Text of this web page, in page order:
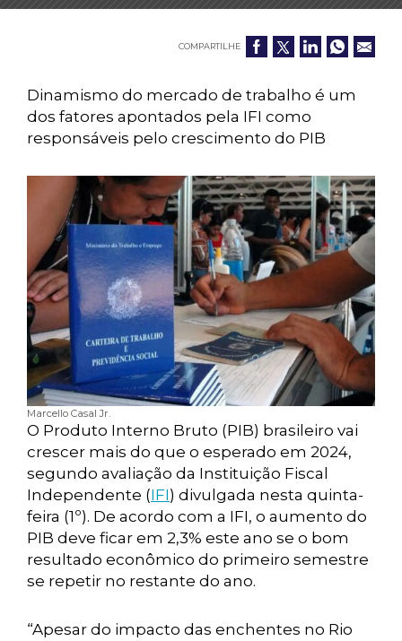
COMPARTILHE
Dinamismo do mercado de trabalho é um
dos fatores apontados pela IFI como
responsáveis pelo crescimento do PIB
Marcello Casal Jr.
O Produto Interno Bruto (PIB) brasileiro vai
crescer mais do que o esperado em 2024,
segundo avaliação da Instituição Fiscal
Independente (IFI) divulgada nesta quinta-
feira (1º). De acordo com a IFI, o aumento do
PIB deve ficar em 2,3% este ano se o bom
resultado econômico do primeiro semestre
se repetir no restante do ano.
“Apesar do impacto das enchentes no Rio